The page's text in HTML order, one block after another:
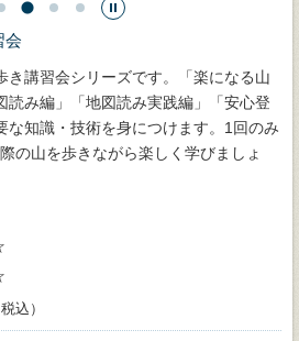
会
き講習会シリーズです。「楽になる山
読み編」「地図読み実践編」「安心登
な知識・技術を身につけます。1回のみ
の山を歩きながら楽しく学びましょ
込）